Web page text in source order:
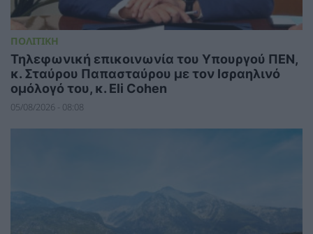
ΠΟΛΙΤΙΚΗ
Τηλεφωνική επικοινωνία του Υπουργού ΠΕΝ,
κ. Σταύρου Παπασταύρου με τον Ισραηλινό
ομόλογό του, κ. Eli Cohen
05/08/2026 - 08:08